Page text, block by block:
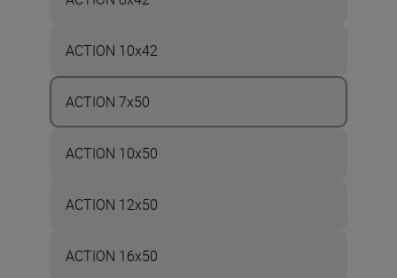
ACTION 10x42
ACTION 7x50
ACTION 10x50
ACTION 12x50
ACTION 16x50